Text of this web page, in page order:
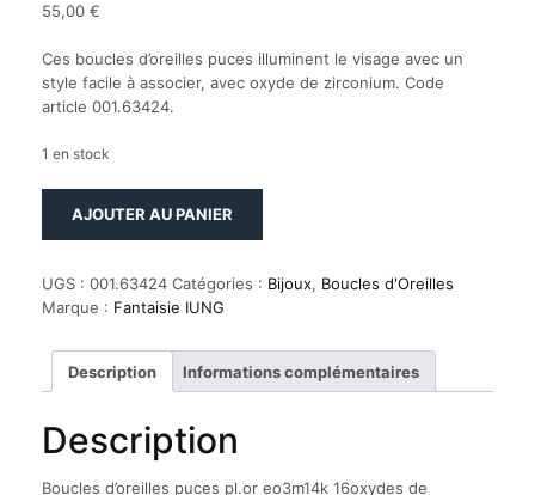
55,00 €
Ces boucles d’oreilles puces illuminent le visage avec un
style facile à associer, avec oxyde de zirconium. Code
article 001.63424.
1 en stock
puces
pl.or
16oxydes
de
plaqué
jaune
AJOUTER AU PANIER
UGS : 001.63424 Catégories : Bijoux, Boucles d'Oreilles
Marque : Fantaisie IUNG
Description Informations complémentaires
Description
Boucles d’oreilles puces pl.or eo3m14k 16oxydes de